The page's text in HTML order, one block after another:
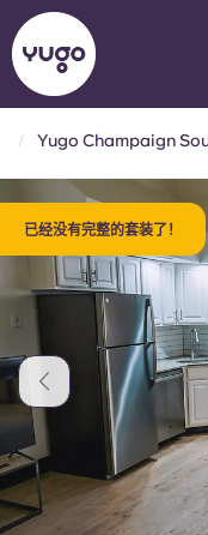
关于我们
地点
账户
Italian
Yugo Champaign
已经没有完整的套装了！